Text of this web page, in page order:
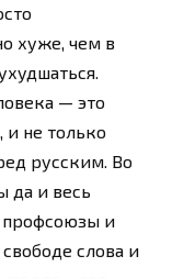
хуже, чем в
— это
и не только
русским. Во
да и весь
профсоюзы и
слова и